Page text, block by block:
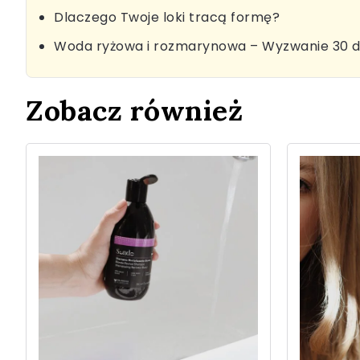
Dlaczego Twoje loki tracą formę?
Woda ryżowa i rozmarynowa – Wyzwanie 30
Zobacz również